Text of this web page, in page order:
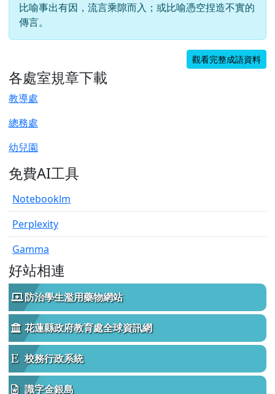
比喻事出有因，流言乘隙而入；或比喻憑空捏造不實的
傳言。
觀看完整成語資料
各處室規章下載
教導處
總務處
幼兒園
免費AI工具
Notebooklm
Perplexity
Gamma
好站相連
防治學生濫用藥物網站
花蓮縣政府教育處全球資訊網
校務行政系統
識字金銀島